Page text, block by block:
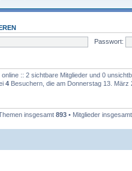
Passwort:
online :: 2 sichtbare Mitglieder und 0
4 Besuchern, die am Donnerstag 13. März
insgesamt 893 • Mitglieder insgesamt